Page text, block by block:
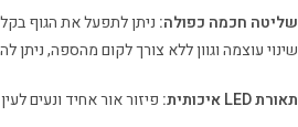
שליטה חכמה כפולה: ניתן לתפעל את הגוף
שינוי עוצמה וגוון ללא צורך לקום מהספה, ניתן
תאורת LED איכותית: פיזור אור אחיד ונעים